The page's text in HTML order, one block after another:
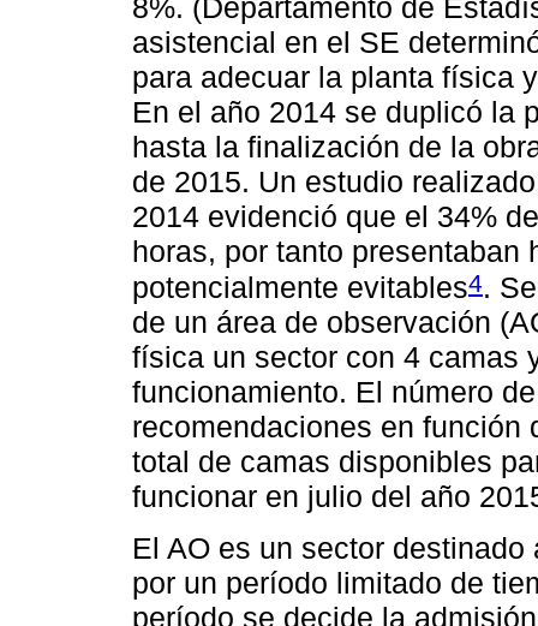
8%. (Departamento de
asistencial en el SE
para adecuar la planta física
En el año 2014 se duplicó la
hasta la finalización de la
de 2015. Un estudio
2014 evidenció que el 34%
horas, por tanto presentaban
potencialmente evitables4.
de un área de observación
física un sector con 4 camas
funcionamiento. El número
recomendaciones en función
total de camas disponibles
funcionar en julio del año
El AO es un sector
por un período limitado de
período se decide la